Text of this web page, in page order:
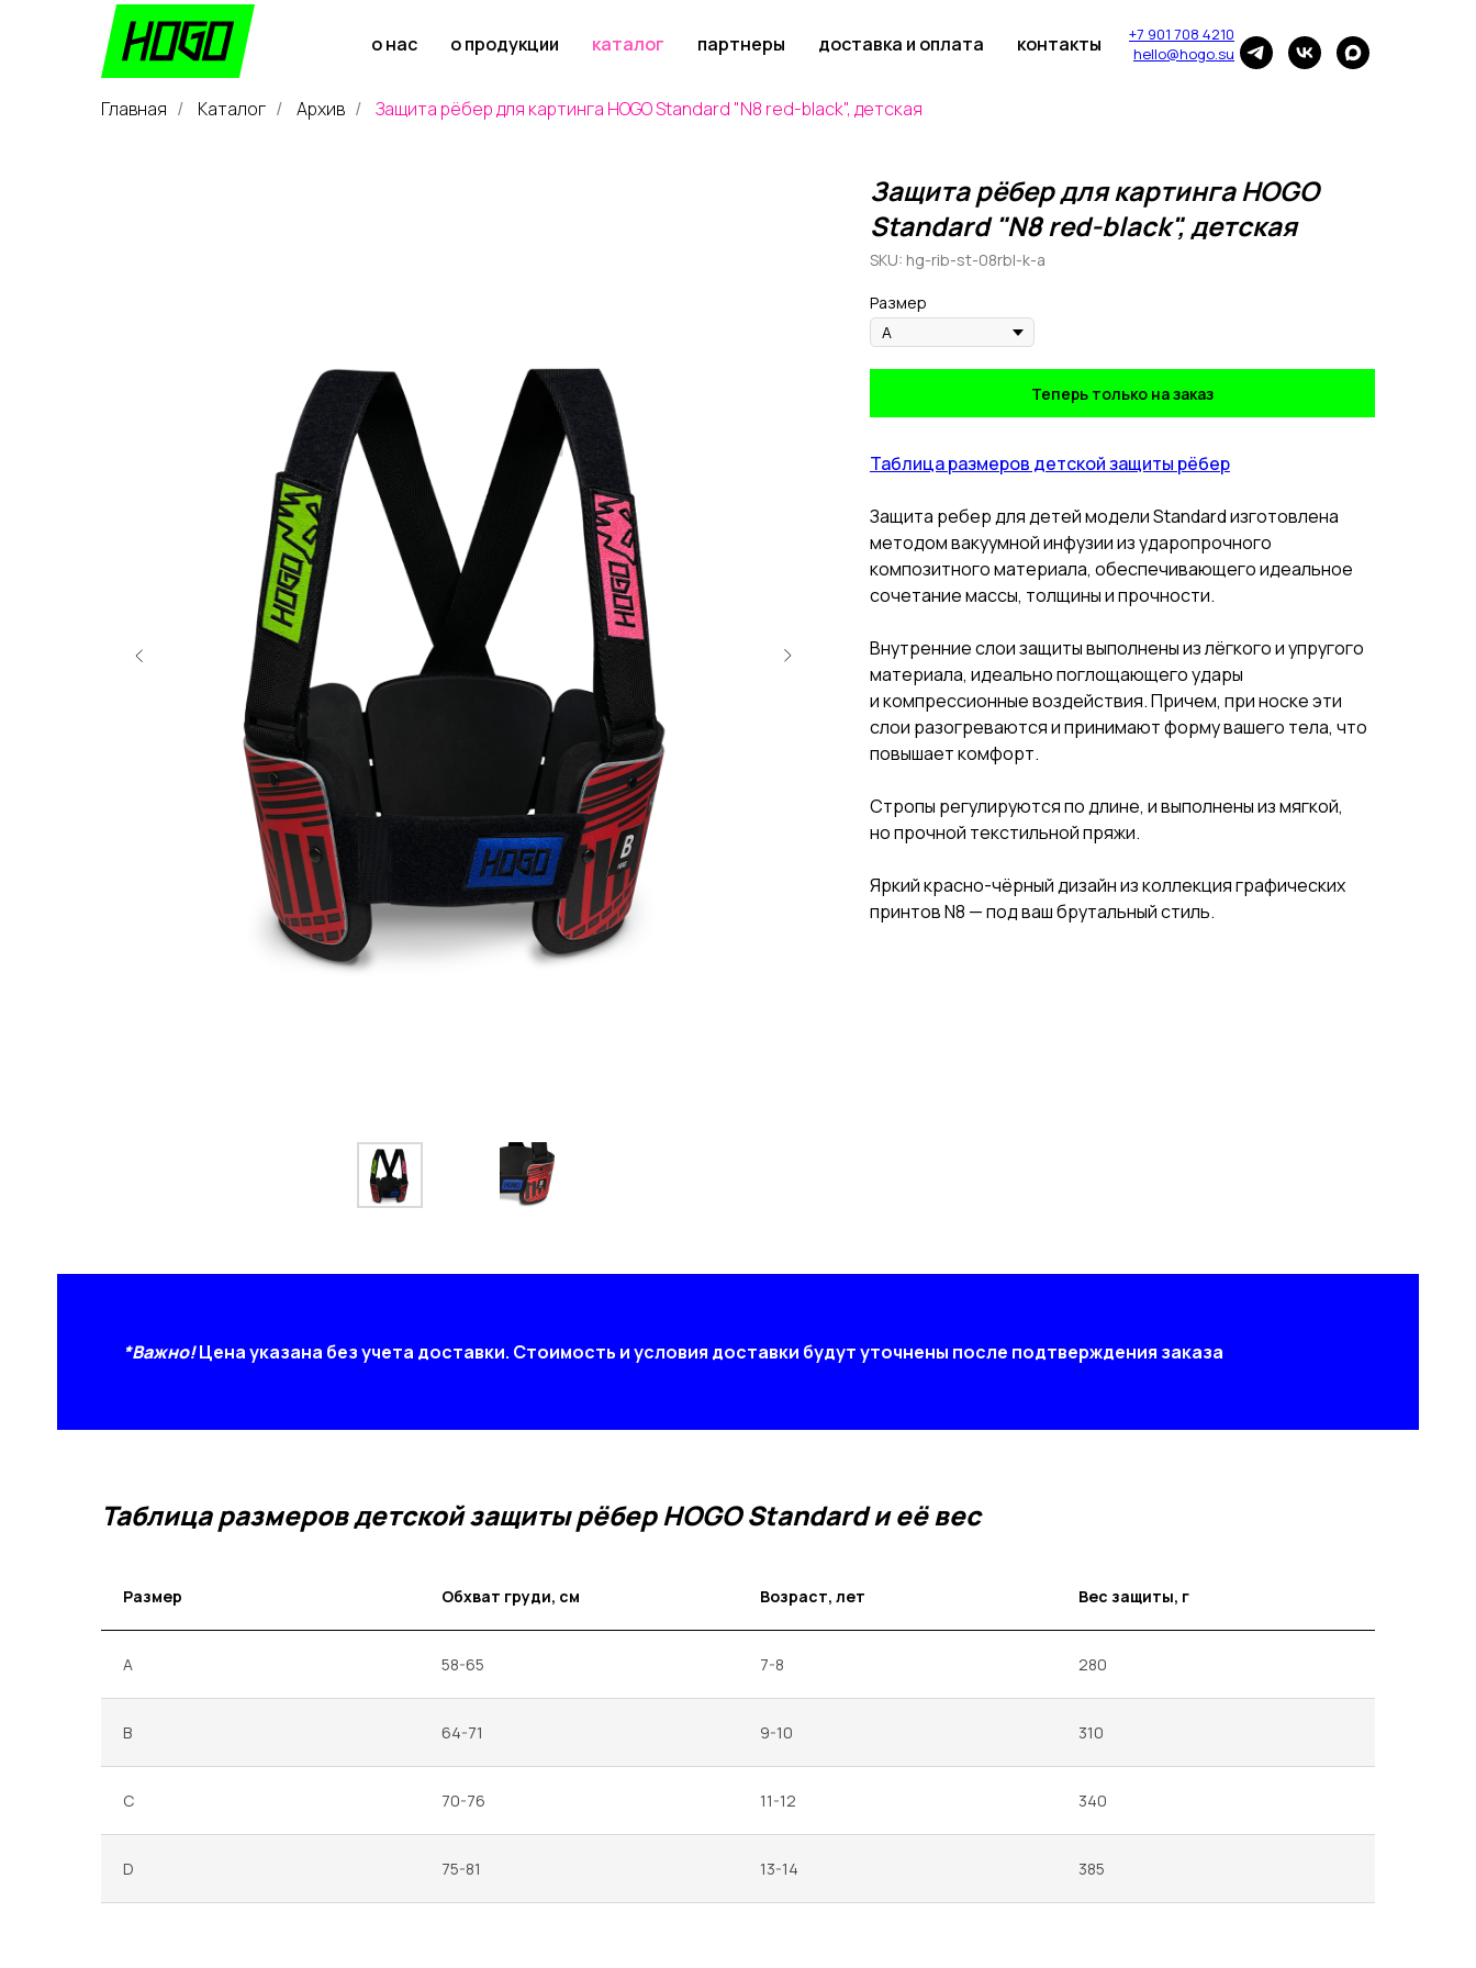
о нас о продукции каталог партнеры доставка и оплата контакты
+7 901 708 4210
hello@hogo.su
Главная / Каталог / Архив / Защита рёбер для картинга HOGO Standard "N8 red-black", детская
Защита рёбер для картинга HOGO
Standard "N8 red-black", детская
SKU: hg-rib-st-08rbl-k-a
Размер
Теперь только на заказ
Таблица размеров детской защиты рёбер
Защита ребер для детей модели Standard изготовлена
методом вакуумной инфузии из ударопрочного
композитного материала, обеспечивающего идеальное
сочетание массы, толщины и прочности.
Внутренние слои защиты выполнены из лёгкого и упругого
материала, идеально поглощающего удары
и компрессионные воздействия. Причем, при носке эти
слои разогреваются и принимают форму вашего тела, что
повышает комфорт.
Стропы регулируются по длине, и выполнены из мягкой,
но прочной текстильной пряжи.
Яркий красно-чёрный дизайн из коллекция графических
принтов N8 — под ваш брутальный стиль.
*Важно!Цена указана без учета доставки. Стоимость и условия доставки будут уточнены после подтверждения заказа
Таблица размеров детской защиты рёбер HOGO Standard и её вес
Размер Обхват груди, см Возраст, лет Вес защиты, г
A 58-65 7-8 280
B 64-71 9-10 310
C 70-76 11-12 340
D 75-81 13-14 385